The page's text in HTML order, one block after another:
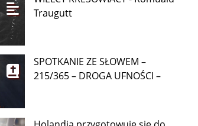
Traugutt
SPOTKANIE ZE SŁOWEM –
215/365 – DROGA UFNOŚCI –